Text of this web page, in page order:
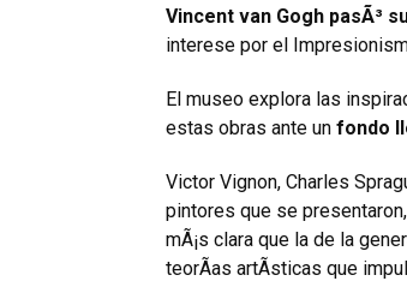
Vincent van Gogh pasÃ³
interese por el
El museo explora las
estas obras ante un fondo
Victor Vignon, Charles
pintores que se
mÃ¡s clara que la de la
teorÃ­as artÃ­sticas que